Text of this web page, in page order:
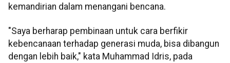
kemandirian dalam menangani bencana.
"Saya berharap pembinaan untuk cara berfikir
kebencanaan terhadap generasi muda, bisa dibangun
dengan lebih baik," kata Muhammad Idris, pada